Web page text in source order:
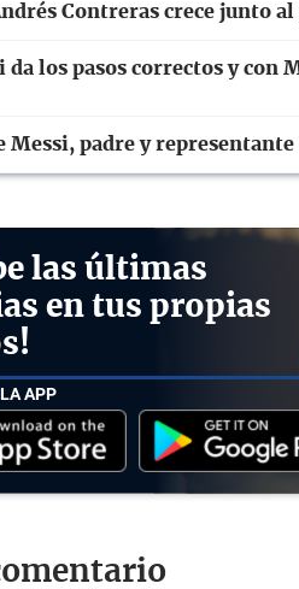
Contreras crece junto
los pasos correctos y con
Messi, padre y
las últimas
en tus propias
APP